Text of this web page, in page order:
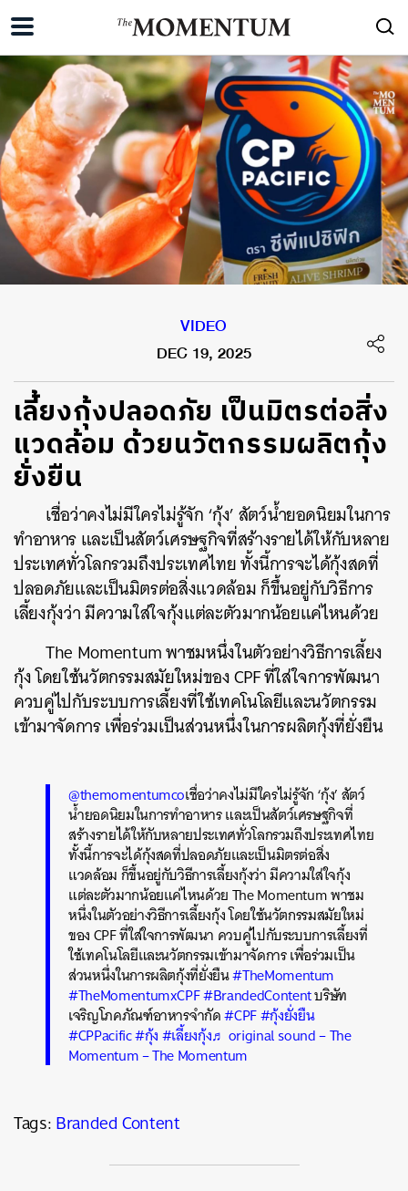
VIDEO
DEC 19, 2025
เลี้ยงกุ้งปลอดภัย เป็นมิตรต่อสิ่ง
แวดล้อม ด้วยนวัตกรรมผลิตกุ้ง
ยั่งยืน
เชื่อว่าคงไม่มีใครไม่รู้จัก ‘กุ้ง’ สัตว์น้ำยอดนิยมในการ
ทำอาหาร และเป็นสัตว์เศรษฐกิจที่สร้างรายได้ให้กับหลาย
ประเทศทั่วโลกรวมถึงประเทศไทย ทั้งนี้การจะได้กุ้งสดที่
ปลอดภัยและเป็นมิตรต่อสิ่งแวดล้อม ก็ขึ้นอยู่กับวิธีการ
เลี้ยงกุ้งว่า มีความใส่ใจกุ้งแต่ละตัวมากน้อยแค่ไหนด้วย
The Momentum พาชมหนึ่งในตัวอย่างวิธีการเลี้ยง
กุ้ง โดยใช้นวัตกรรมสมัยใหม่ของ CPF ที่ใส่ใจการพัฒนา
ควบคู่ไปกับระบบการเลี้ยงที่ใช้เทคโนโลยีและนวัตกรรม
เข้ามาจัดการ เพื่อร่วมเป็นส่วนหนึ่งในการผลิตกุ้งที่ยั่งยืน
@themomentumcoเชื่อว่าคงไม่มีใครไม่รู้จัก ‘กุ้ง’ สัตว์
น้ำยอดนิยมในการทำอาหาร และเป็นสัตว์เศรษฐกิจที่
สร้างรายได้ให้กับหลายประเทศทั่วโลกรวมถึงประเทศไทย
ทั้งนี้การจะได้กุ้งสดที่ปลอดภัยและเป็นมิตรต่อสิ่ง
แวดล้อม ก็ขึ้นอยู่กับวิธีการเลี้ยงกุ้งว่า มีความใส่ใจกุ้ง
แต่ละตัวมากน้อยแค่ไหนด้วย The Momentum พาชม
หนึ่งในตัวอย่างวิธีการเลี้ยงกุ้ง โดยใช้นวัตกรรมสมัยใหม่
ของ CPF ที่ใส่ใจการพัฒนา ควบคู่ไปกับระบบการเลี้ยงที่
ใช้เทคโนโลยีและนวัตกรรมเข้ามาจัดการ เพื่อร่วมเป็น
ส่วนหนึ่งในการผลิตกุ้งที่ยั่งยืน#TheMomentum
#TheMomentumxCPF#BrandedContentบริษัท
เจริญโภคภัณฑ์อาหารจำกัด#CPF#กุ้งยั่งยืน
#CPPacific#กุ้ง#เลี้ยงกุ้ง♬ original sound – The
Momentum – The Momentum
Tags:Branded Content